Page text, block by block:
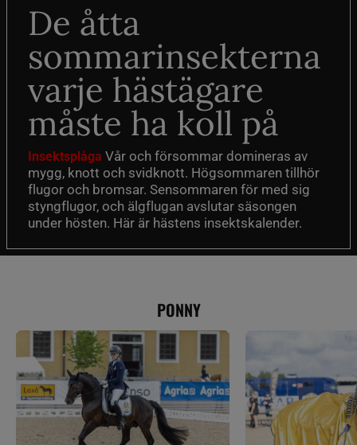
De åtta
sommarinsekterna
varje hästägare
måste ha koll på
Insektsplåga Vår och försommar domineras av
mygg, knott och svidknott. Högsommaren tillhör
flugor och bromsar. Sensommaren för med sig
styngflugor, och älgflugan avslutar säsongen
under hösten. Här är hästens insektskalender.
PONNY